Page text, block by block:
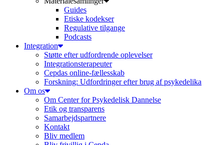
Guides
Etiske kodekser
Regulative tilgange
Podcasts
Integration
Støtte efter udfordrende oplevelser
Integrationsterapeuter
Cepdas online-fællesskab
Forskning: Udfordringer efter brug af psykedelika
Om os
Om Center for Psykedelisk Dannelse
Etik og transparens
Samarbejdspartnere
Kontakt
Bliv medlem